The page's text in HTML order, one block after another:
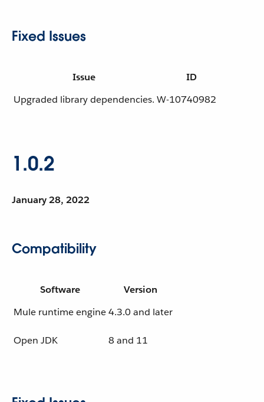
Fixed Issues
Issue
ID
Upgraded library dependencies. W-10740982
1.0.2
January 28, 2022
Compatibility
Software
Version
Mule runtime engine4.3.0 and later
Open JDK 8 and 11